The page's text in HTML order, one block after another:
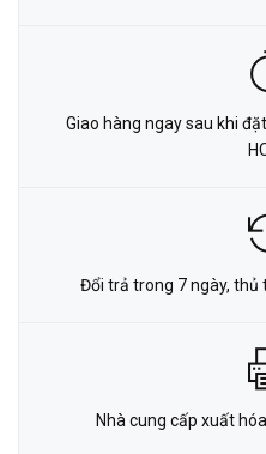
Giao hàng ngay sau khi
Đổi trả trong 7 ngày, thủ
Nhà cung cấp xuất